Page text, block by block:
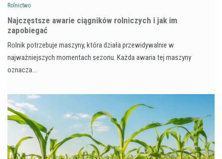
Rolnictwo
Najczęstsze awarie ciągników rolniczych i jak im
zapobiegać
Rolnik potrzebuje maszyny, która działa przewidywalnie w
najważniejszych momentach sezonu. Każda awaria tej maszyny
oznacza…